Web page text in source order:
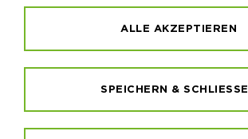
KUPFERDREH (25-28)
ALLE AKZEPTIEREN
SPEICHERN & SCHLIESSEN